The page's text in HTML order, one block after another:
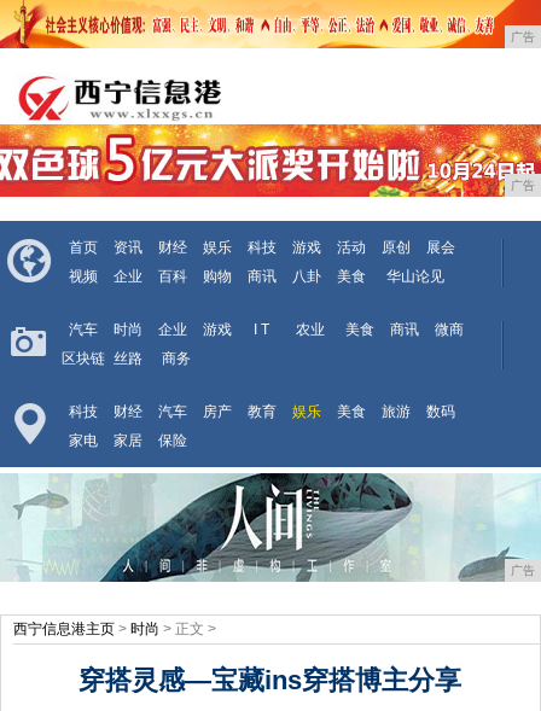
广告
广告
首页 资讯 财经 娱乐 科技 游戏 活动 原创
展会
视频
企业 百科 购物 商讯 八卦 美食 华山论见
汽车 时尚 企业 游戏 I T 农业 美食 商讯
微商
区块链 丝路 商务
科技 财经 汽车 房产 教育 娱乐 美食 旅游
数码
家电
家居 保险
广告
西宁信息港主页 > 时尚 > 正文 >
穿搭灵感—宝藏ins穿搭博主分享